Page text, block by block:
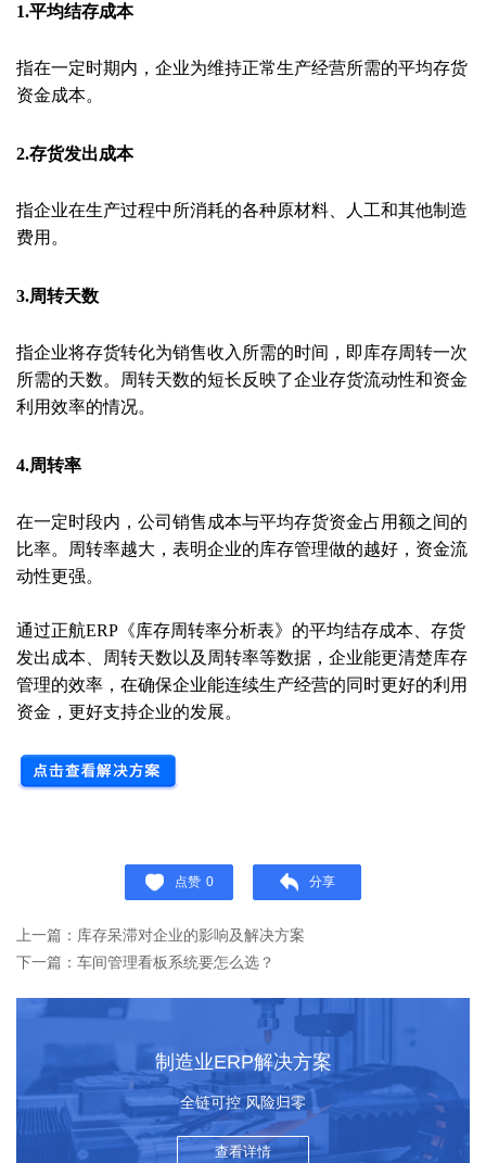
1.平均结存成本
指在一定时期内，企业为维持正常生产经营所需的平均存货
资金成本。
2.存货发出成本
指企业在生产过程中所消耗的各种原材料、人工和其他制造
费用。
3.周转天数
指企业将存货转化为销售收入所需的时间，即库存周转一次
所需的天数。周转天数的短长反映了企业存货流动性和资金
利用效率的情况。
4.周转率
在一定时段内，公司销售成本与平均存货资金占用额之间的
比率。周转率越大，表明企业的库存管理做的越好，资金流
动性更强。
通过正航ERP《库存周转率分析表》的平均结存成本、存货
发出成本、周转天数以及周转率等数据，企业能更清楚库存
管理的效率，在确保企业能连续生产经营的同时更好的利用
资金，更好支持企业的发展。
点赞 0 分享
上一篇：库存呆滞对企业的影响及解决方案
下一篇：车间管理看板系统要怎么选？
制造业ERP解决方案
全链可控 风险归零
查看详情